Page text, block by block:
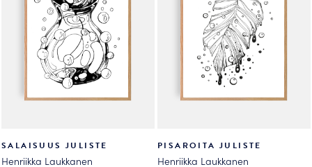
SALAISUUS JULISTE
Henriikka Laukkanen
PISAROITA JULISTE
Henriikka Laukkanen